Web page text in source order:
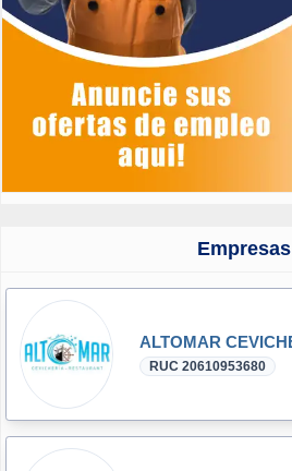
Empresas
RUC 20610953680